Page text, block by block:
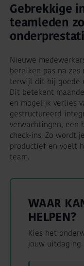
Gebrekkige
teamleden
Nieuwe
bereiken pas na
terwijl dit bij goede
Dit betekent
en mogelijk verlies
gestructureerd
verwachtingen, een
check-ins. Zo wordt
productief en voelt
team.
WAAR
HELPEN?
Kies het
jouw uitdaging.